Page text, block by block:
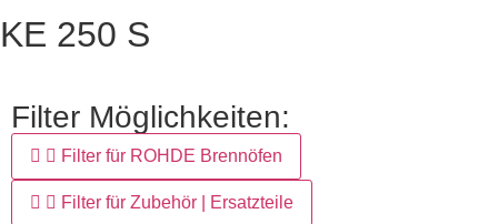
KE 250 S
Filter Möglichkeiten:
Filter für ROHDE Brennöfen
Filter für Zubehör | Ersatzteile